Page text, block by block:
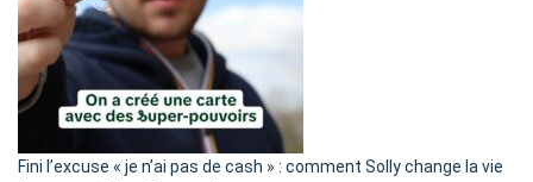
Fini l’excuse « je n’ai pas de cash » : comment Solly change la vie